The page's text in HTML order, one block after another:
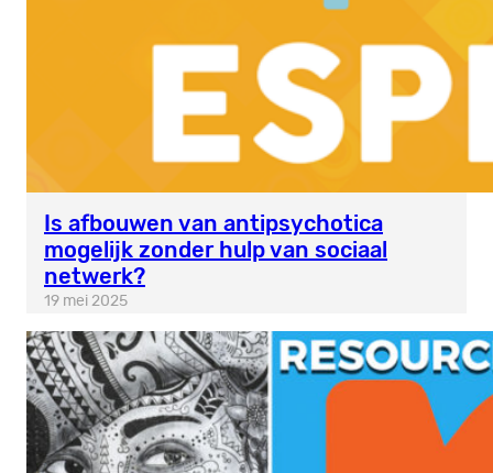
Is afbouwen van antipsychotica
mogelijk zonder hulp van sociaal
netwerk?
19 mei 2025